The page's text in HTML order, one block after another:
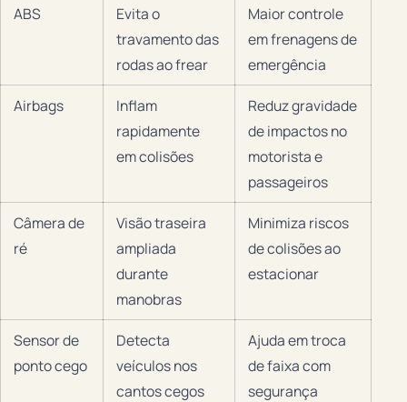
ABS
Evita o
travamento das
rodas ao frear
Maior controle
em frenagens de
emergência
Airbags
Inflam
rapidamente
em colisões
Reduz gravidade
de impactos no
motorista e
passageiros
Câmera de
ré
Visão traseira
ampliada
durante
manobras
Minimiza riscos
de colisões ao
estacionar
Sensor de
ponto cego
Detecta
veículos nos
cantos cegos
Ajuda em troca
de faixa com
segurança